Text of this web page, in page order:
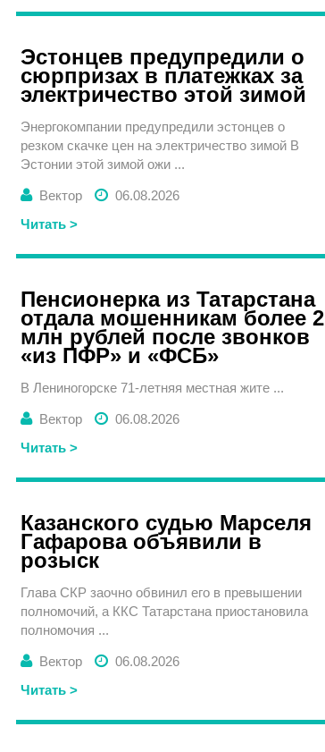
Эстонцев предупредили о
сюрпризах в платежках за
электричество этой зимой
Энергокомпании предупредили эстонцев о
резком скачке цен на электричество зимой В
Эстонии этой зимой ожи ...
Вектор
06.08.2026
Читать >
Пенсионерка из Татарстана
отдала мошенникам более 2
млн рублей после звонков
«из ПФР» и «ФСБ»
В Лениногорске 71-летняя местная жите ...
Вектор
06.08.2026
Читать >
Казанского судью Марселя
Гафарова объявили в
розыск
Глава СКР заочно обвинил его в превышении
полномочий, а ККС Татарстана приостановила
полномочия ...
Вектор
06.08.2026
Читать >